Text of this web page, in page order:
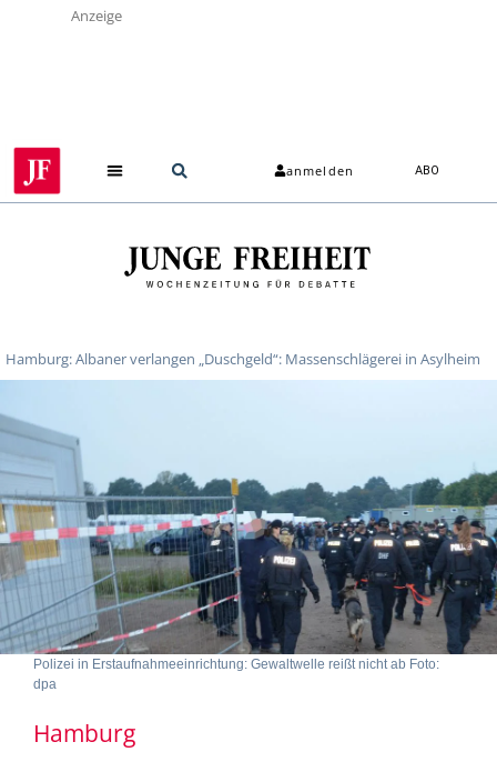
Anzeige
anmelden ABO
Hamburg: Albaner verlangen „Duschgeld“: Massenschlägerei in Asylheim
Polizei in Erstaufnahmeeinrichtung: Gewaltwelle reißt nicht ab Foto:
dpa
Hamburg